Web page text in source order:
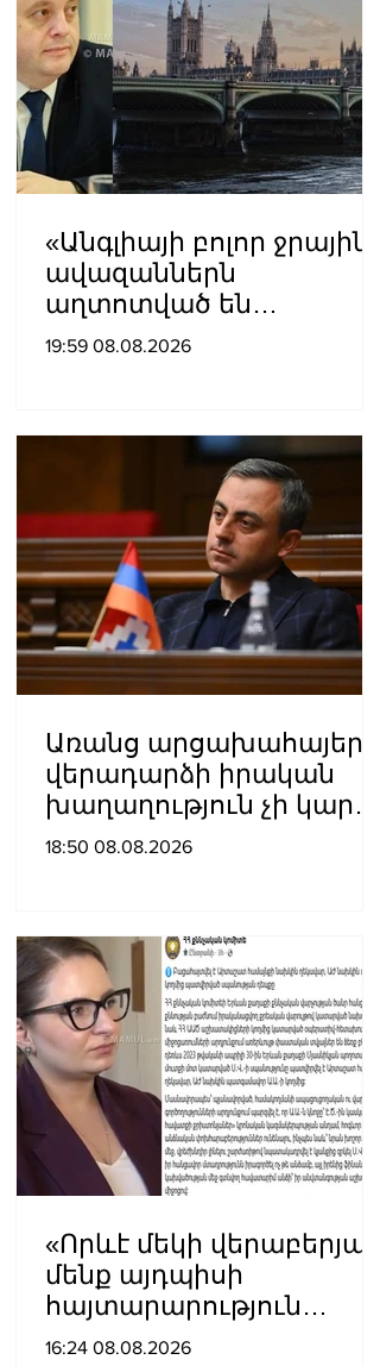
«Անգլիայի բոլոր ջրային
ավազաններն
աղտոտված են
թունավոր քիմիական
19:59 08.08.2026
Առանց արցախահայերի
վերադարձի իրական
խաղաղություն չի կարող
լինել․ Սաղաթելյան
18:50 08.08.2026
«Որևէ մեկի վերաբերյալ
մենք այդպիսի
հայտարարություն
չպետք է ունենանք»․
16:24 08.08.2026